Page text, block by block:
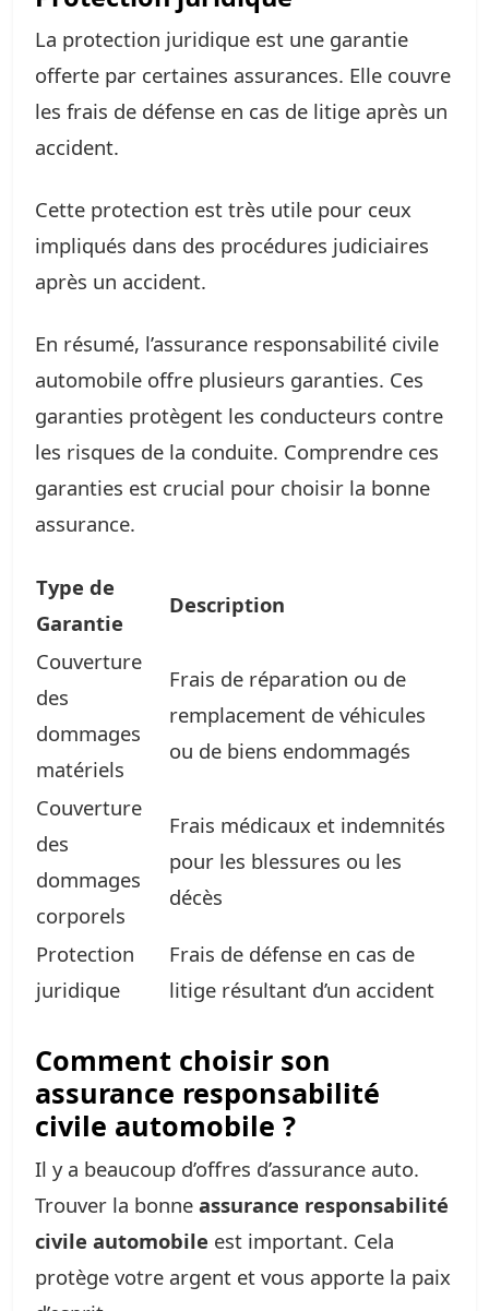
La protection juridique est une garantie
offerte par certaines assurances. Elle couvre
les frais de défense en cas de litige après un
accident.
Cette protection est très utile pour ceux
impliqués dans des procédures judiciaires
après un accident.
En résumé, l’assurance responsabilité civile
automobile offre plusieurs garanties. Ces
garanties protègent les conducteurs contre
les risques de la conduite. Comprendre ces
garanties est crucial pour choisir la bonne
assurance.
Type de
Garantie
Description
Couverture
des
dommages
matériels
Frais de réparation ou de
remplacement de véhicules
ou de biens endommagés
Couverture
des
dommages
corporels
Frais médicaux et indemnités
pour les blessures ou les
décès
Protection
juridique
Frais de défense en cas de
litige résultant d’un accident
Comment choisir son
assurance responsabilité
civile automobile ?
Il y a beaucoup d’offres d’assurance auto.
Trouver la bonne assurance responsabilité
civile automobile est important. Cela
protège votre argent et vous apporte la paix